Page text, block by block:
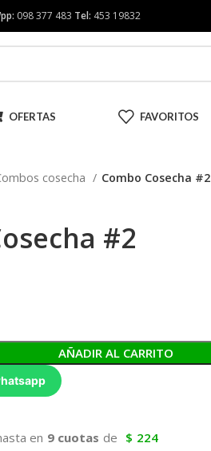
098 377 483 Tel: 453 19832
OFERTAS FAVORITOS
cosecha Combo Cosecha #2
#2
AÑADIR AL CARRITO
en 9 cuotas de $ 224